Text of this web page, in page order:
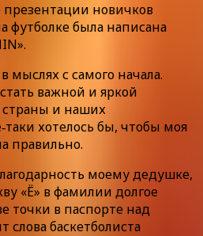
новичков
футболке была написана
мыслях с самого начала.
важной и яркой
и наших
хотелось бы, чтобы моя
правильно.
моему дедушке,
«Ё» в фамилии долгое
точки в паспорте над
баскетболиста